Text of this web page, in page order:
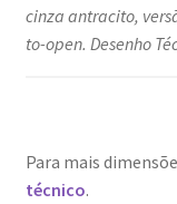
cinza antracito,
to-open. Desenho
Para mais
técnico.